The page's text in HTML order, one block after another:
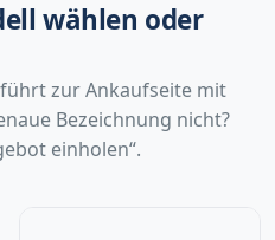
wählen oder
zur Ankaufseite mit
Bezeichnung nicht?
einholen“.